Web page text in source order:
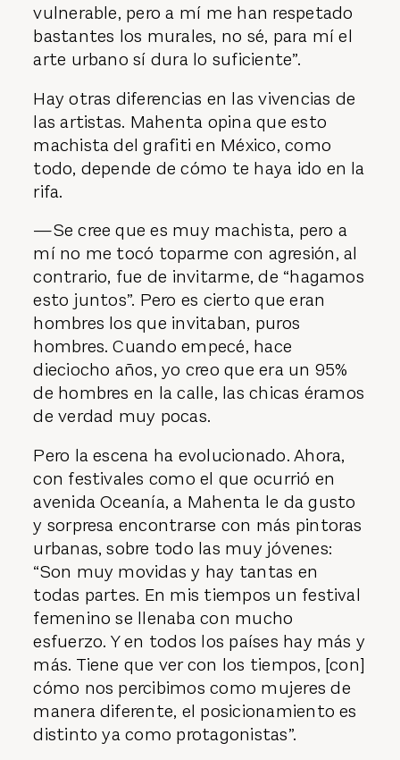
vulnerable, pero a mí me han respetado
bastantes los murales, no sé, para mí el
arte urbano sí dura lo suficiente”.
Hay otras diferencias en las vivencias de
las artistas. Mahenta opina que esto
machista del grafiti en México, como
todo, depende de cómo te haya ido en la
rifa.
—Se cree que es muy machista, pero a
mí no me tocó toparme con agresión, al
contrario, fue de invitarme, de “hagamos
esto juntos”. Pero es cierto que eran
hombres los que invitaban, puros
hombres. Cuando empecé, hace
dieciocho años, yo creo que era un 95%
de hombres en la calle, las chicas éramos
de verdad muy pocas.
Pero la escena ha evolucionado. Ahora,
con festivales como el que ocurrió en
avenida Oceanía, a Mahenta le da gusto
y sorpresa encontrarse con más pintoras
urbanas, sobre todo las muy jóvenes:
“Son muy movidas y hay tantas en
todas partes. En mis tiempos un festival
femenino se llenaba con mucho
esfuerzo. Y en todos los países hay más y
más. Tiene que ver con los tiempos, [con]
cómo nos percibimos como mujeres de
manera diferente, el posicionamiento es
distinto ya como protagonistas”.